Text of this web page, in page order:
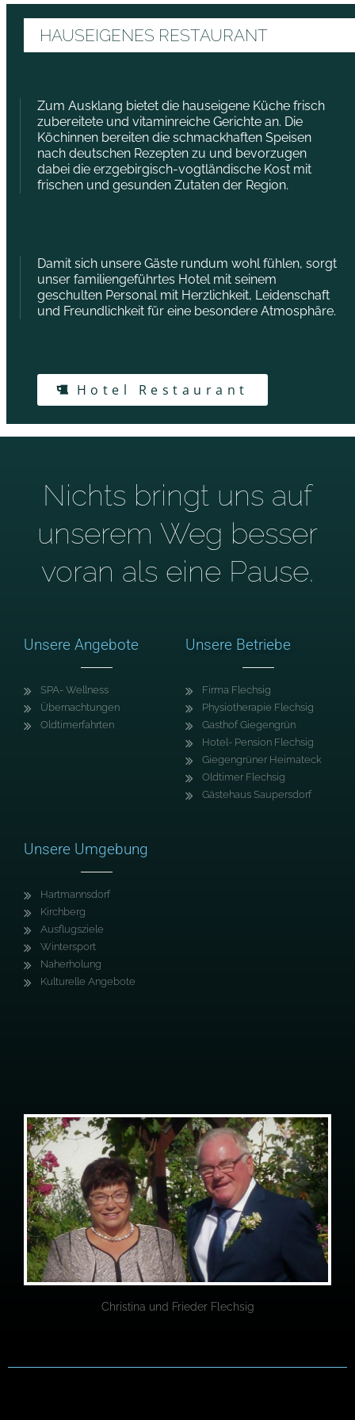
HAUSEIGENES RESTAURANT
Zum Ausklang bietet die hauseigene Küche frisch
zubereitete und vitaminreiche Gerichte an. Die
Köchinnen bereiten die schmackhaften Speisen
nach deutschen Rezepten zu und bevorzugen
dabei die erzgebirgisch-vogtländische Kost mit
frischen und gesunden Zutaten der Region.
Damit sich unsere Gäste rundum wohl fühlen, sorgt
unser familiengeführtes Hotel mit seinem
geschulten Personal mit Herzlichkeit, Leidenschaft
und Freundlichkeit für eine besondere Atmosphäre.
Hotel Restaurant
Nichts bringt uns auf
unserem Weg besser
voran als eine Pause.
Unsere Angebote
SPA- Wellness
Übernachtungen
Oldtimerfahrten
Unsere Betriebe
Firma Flechsig
Physiotherapie Flechsig
Gasthof Giegengrün
Hotel- Pension Flechsig
Giegengrüner Heimateck
Oldtimer Flechsig
Gästehaus Saupersdorf
Unsere Umgebung
Hartmannsdorf
Kirchberg
Ausflugsziele
Wintersport
Naherholung
Kulturelle Angebote
Christina und Frieder Flechsig